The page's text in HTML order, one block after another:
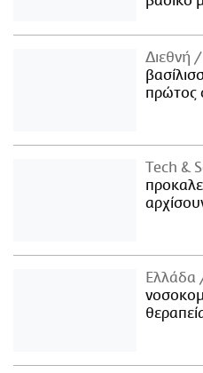
Διεθνή
πρώτος
Τech &
Ελλάδα